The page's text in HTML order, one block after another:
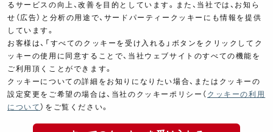
イベントスケジュール
ツーリングブレイクタイム
製品ポスター
るサービスの向上、改善を目的としています。また、当社では、お知ら
せ（広告）と分析の用途で、サードパーティークッキーにも情報を提供
しています。
お客様は、「すべてのクッキーを受け入れる」ボタンをクリックしてク
ッキーの使用に同意することで、当社ウェブサイトのすべての機能を
ご利用頂くことができます。
クッキーについての詳細をお知りになりたい場合、またはクッキーの
設定変更をご希望の場合は、当社のクッキーポリシー（ クッキーの利用
について ）をご覧ください。